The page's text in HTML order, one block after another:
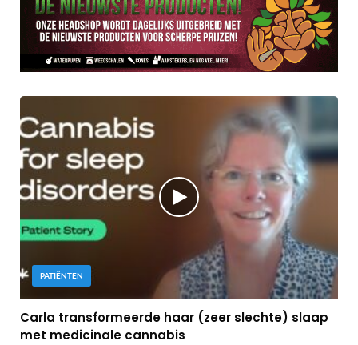
PATIËNTEN
Carla transformeerde haar (zeer slechte) slaap
met medicinale cannabis